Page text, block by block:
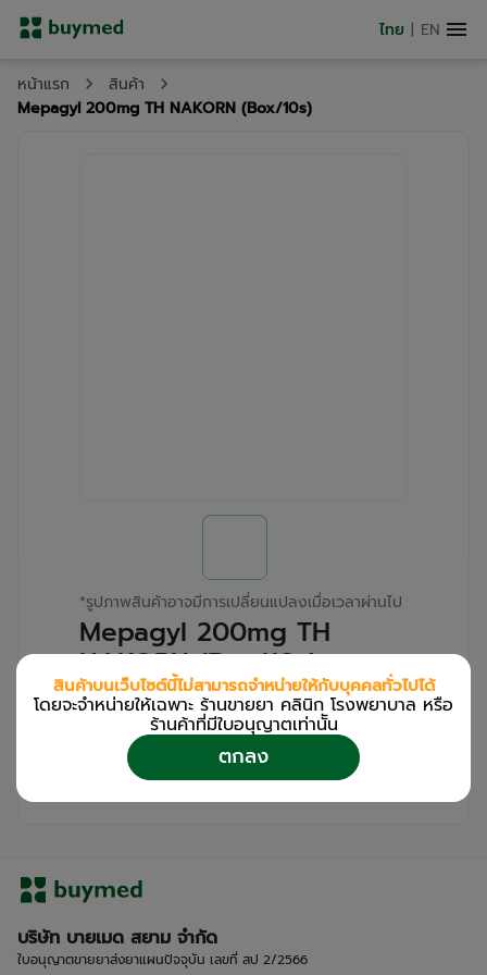
ไทย | EN
หน้าแรก
สินค้า
Mepagyl 200mg TH NAKORN (Box/10s)
*รูปภาพสินค้าอาจมีการเปลี่ยนแปลงเมื่อเวลาผ่านไป
Mepagyl 200mg TH
NAKORN (Box/10s)
สำหรับลูกค้าเฉพาะร้านขายยา คลินิก และโรง
เข้าสู่ระบบ
ลงทะเบียน
เพื่อดูรายละเอียดเพิ่มเติม
บริษัท บายเมด สยาม จำกัด
ใบอนุญาตขายยาส่งยาแผนปัจจุบัน เลขที่ สป 2/2566
สินค้าบนเว็บไซต์นี้ไม่สามารถจำหน่ายให้กับบุคคลทั่วไปได้
โดยจะจำหน่ายให้เฉพาะ ร้านขายยา คลินิก โรงพยาบาล หรือ
ร้านค้าที่มีใบอนุญาตเท่านััน
ตกลง